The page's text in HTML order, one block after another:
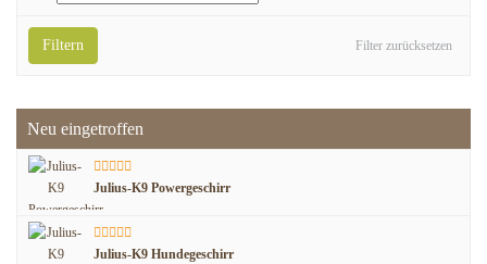
Filter zurücksetzen
Filtern
Neu eingetroffen
Julius-K9 Powergeschirr
Julius-K9 Hundegeschirr